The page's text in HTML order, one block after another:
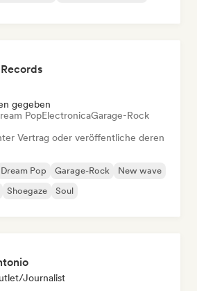
gegeben
PopElectronicaGarage-Rock
Vertrag oder veröffentliche deren
Dream Pop Garage-Rock
New wave
Shoegaze Soul
Journalist